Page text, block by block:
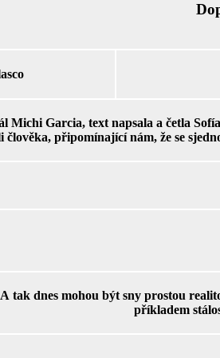
Michi Garcia, text napsala a četla
připomínající nám, že se
tak dnes mohou být sny prostou
příkladem